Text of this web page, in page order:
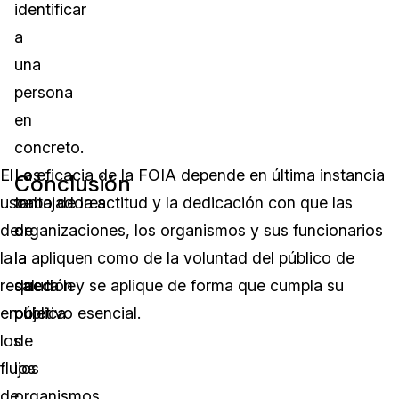
identificar
a
una
persona
en
concreto.
El
uso
de
la
redacción
en
los
flujos
Conclusión
Los
trabajadores
de
la
salud
pública
de
los
La eficacia de la FOIA depende en última instancia
tanto de la actitud y la dedicación con que las
organizaciones, los organismos y sus funcionarios
la apliquen como de la voluntad del público de
que la ley se aplique de forma que cumpla su
objetivo esencial.